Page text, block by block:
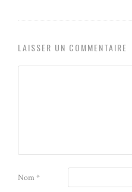
LAISSER UN COMMENTAIRE
Nom*